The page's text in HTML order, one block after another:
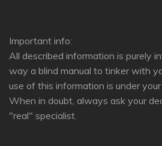
Important info:
All described information is purely
way a blind manual to tinker with
use of this information is under
When in doubt, always ask your
"real" specialist.